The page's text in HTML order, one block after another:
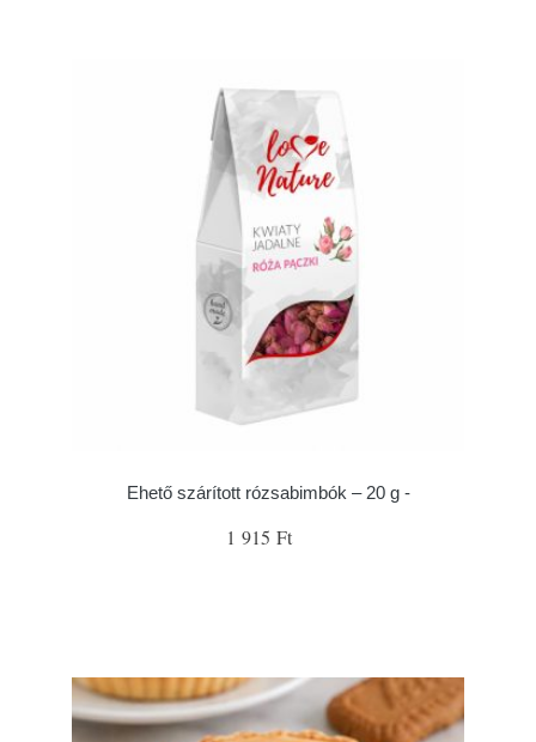
Ehető szárított rózsabimbók – 20 g -
1 915 Ft